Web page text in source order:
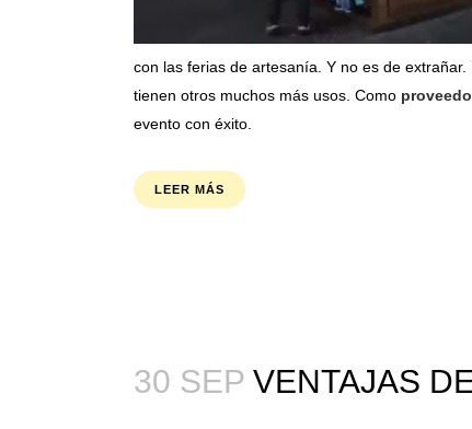
con las ferias de artesanía. Y no es de
tienen otros muchos más usos. Como
evento con éxito.
LEER MÁS
30 SEP VENTAJAS